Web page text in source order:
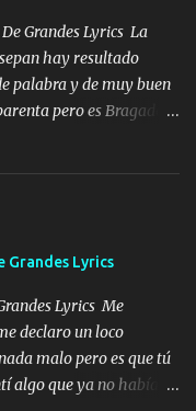
nada mis dos hijos y
y la puerta me
me achacaba cargos
tienes el clavo Yo me
falten mi dios es grande
le mando un abrazo
Grandes Lyrics La
hay resultado
palabra y de muy buen
pero es Bragado a
Siempre me van a
con cargador extendido
ganas le doy todo
los trece y hasta la
bueno pero si me
ni uno con el otro no se
un amigo que está en
Vuitton son mis
Grandes Lyrics
Lyrics Me
declaro un loco
malo pero es que tú
algo que ya no había